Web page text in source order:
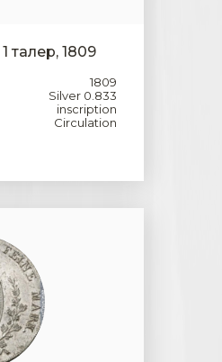
талер, 1809
1809
Silver 0.833
inscription
Circulation